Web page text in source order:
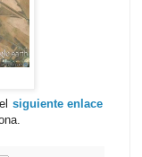
siguiente enlace